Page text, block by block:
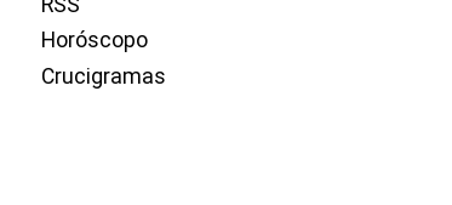
Horóscopo
Crucigramas